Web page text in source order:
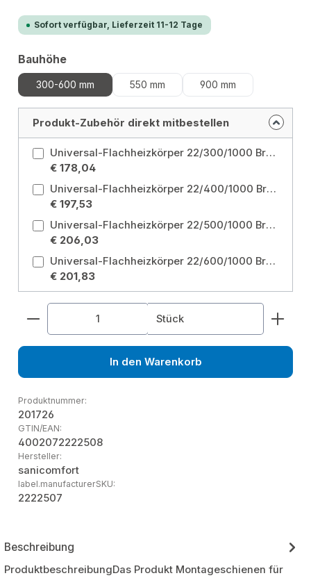
Sofort verfügbar, Lieferzeit 11-12 Tage
Bauhöheauswählen
300-600 mm 550 mm 900 mm
Produkt-Zubehör direkt mitbestellen
Universal-Flachheizkörper 22/300/1000 Breite: 1000 mm / Höhe: 300 mm
€ 178,04
Universal-Flachheizkörper 22/400/1000 Breite: 1000 mm / Höhe: 400 mm
€ 197,53
Universal-Flachheizkörper 22/500/1000 Breite: 1000 mm / Höhe: 500 mm
€ 206,03
Universal-Flachheizkörper 22/600/1000 Breite: 1000 mm / Höhe: 600 mm
€ 201,83
Produkt Anzahl: Gib den gewünschten Wert
Stück
In den Warenkorb
Produktnummer:
201726
GTIN/EAN:
4002072222508
Hersteller:
sanicomfort
label.manufacturerSKU:
2222507
Beschreibung
ProduktbeschreibungDas Produkt Montageschienen für